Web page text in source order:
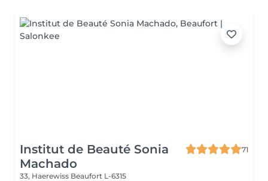
Institut de Beauté Sonia
Machado
71
33, Haerewiss Beaufort L-6315